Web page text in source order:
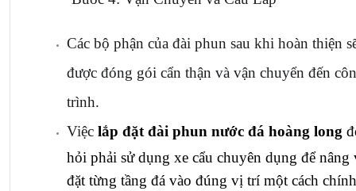
Các bộ phận của đài phun sau khi hoàn thiện
được đóng gói cẩn thận và vận chuyển đến
trình.
Việc lắp đặt đài phun nước đá hoàng long
hỏi phải sử dụng xe cẩu chuyên dụng để nâng
đặt từng tầng đá vào đúng vị trí một cách chính